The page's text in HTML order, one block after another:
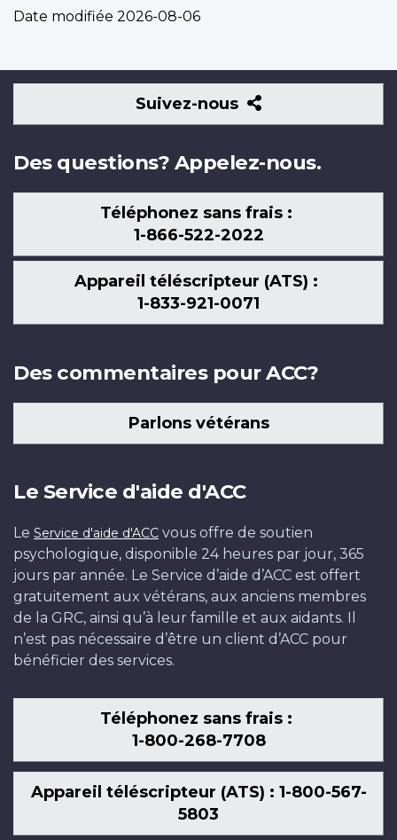
Date modifiée 2026-08-06
Suivez-nous
Suivez-
nous
Des questions? Appelez-nous.
Téléphonez sans frais :
1-866-522-2022
Appareil téléscripteur (ATS) :
1-833-921-0071
Des commentaires pour ACC?
Parlons vétérans
Le Service d'aide d'ACC
Le Service d'aide d'ACC vous offre de soutien
psychologique, disponible 24 heures par jour, 365
jours par année. Le Service d’aide d’ACC est offert
gratuitement aux vétérans, aux anciens membres
de la GRC, ainsi qu’à leur famille et aux aidants. Il
n’est pas nécessaire d’être un client d’ACC pour
bénéficier des services.
Téléphonez sans frais :
1-800-268-7708
Appareil téléscripteur (ATS) : 1-800-567-
5803